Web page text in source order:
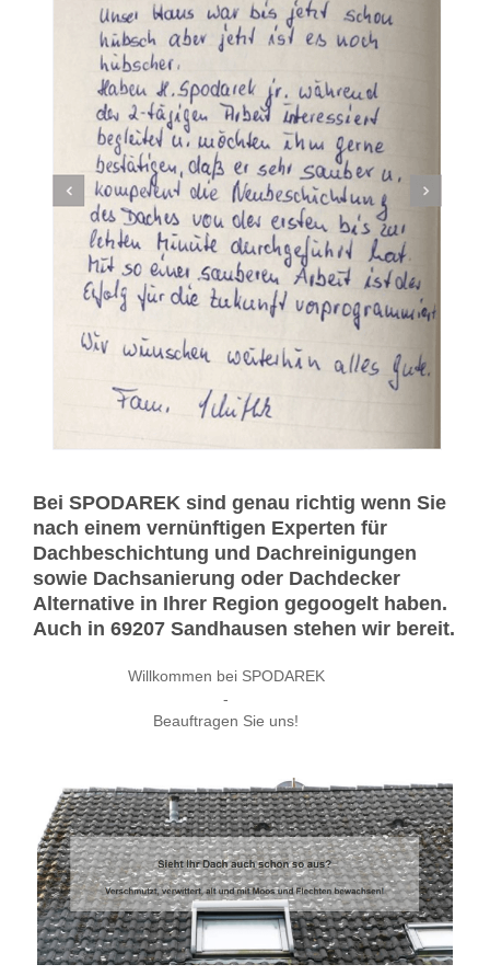
Bei SPODAREK sind genau richtig wenn Sie
nach einem vernünftigen Experten für
Dachbeschichtung und Dachreinigungen
sowie Dachsanierung oder Dachdecker
Alternative in Ihrer Region gegoogelt haben.
Auch in 69207 Sandhausen stehen wir bereit.
Willkommen bei SPODAREK
-
Beauftragen Sie uns!